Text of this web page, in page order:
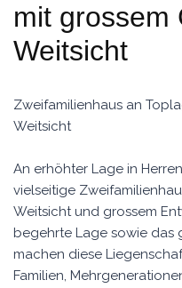
mit grossem
Weitsicht
Zweifamilienhaus an
Weitsicht
An erhöhter Lage in
vielseitige
Weitsicht und grossem
begehrte Lage sowie das
machen diese
Familien,